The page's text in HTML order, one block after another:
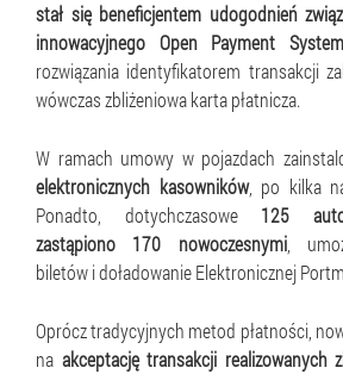
stał się beneficjentem udogodnień
innowacyjnego Open Payment
rozwiązania identyfikatorem transakcji
wówczas zbliżeniowa karta płatnicza.
W ramach umowy w pojazdach
elektronicznych kasowników, po kilka
Ponadto, dotychczasowe 125
zastąpiono 170 nowoczesnymi,
biletów i doładowanie Elektronicznej
Oprócz tradycyjnych metod płatności,
na akceptację transakcji realizowanych